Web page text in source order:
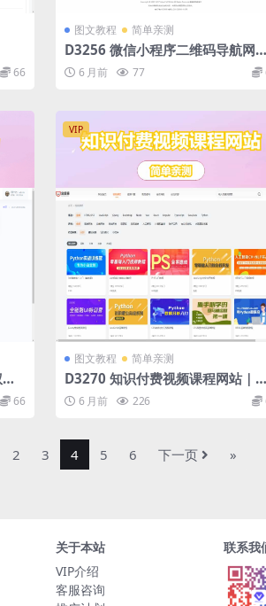
66
图文教程 简单亲测
D3256 微信小程序二维码导航网站
模板源码 小程序商店系统源码 可
稿
6 月前 77
66
VIP
图文教程 简单亲测
D3270 知识付费视频课程网站｜全
网精品课程资源下载平台｜知识
课程网站搭建
6 月前 226
2 3 4 5 6 下一页 »
关于本站
VIP介绍
客服咨询
联系我